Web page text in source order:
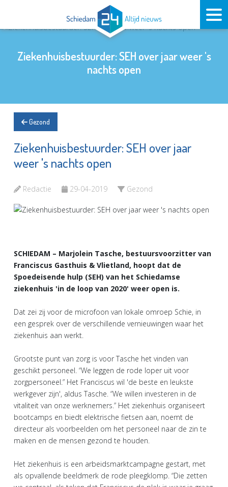
Ziekenhuisbestuurder: SEH over jaar weer 's
nachts open
Gezond
Ziekenhuisbestuurder: SEH over jaar
weer 's nachts open
Redactie 29-04-2019 Gezond
SCHIEDAM – Marjolein Tasche, bestuursvoorzitter van
Franciscus Gasthuis & Vlietland, hoopt dat de
Spoedeisende hulp (SEH) van het Schiedamse
ziekenhuis 'in de loop van 2020' weer open is.
Dat zei zij voor de microfoon van lokale omroep Schie, in
een gesprek over de verschillende vernieuwingen waar het
ziekenhuis aan werkt.
Grootste punt van zorg is voor Tasche het vinden van
geschikt personeel. “We leggen de rode loper uit voor
zorgpersoneel.” Het Franciscus wil 'de beste en leukste
werkgever zijn', aldus Tasche. “We willen investeren in de
vitaliteit van onze werknemers.” Het ziekenhuis organiseert
bootcamps en biedt elektrische fietsen aan, noemt de
directeur als voorbeelden om het personeel naar de zin te
maken en de mensen gezond te houden.
Het ziekenhuis is een arbeidsmarktcampagne gestart, met
als opvallende beeldmerk de rode pleegklomp. “Die zetten